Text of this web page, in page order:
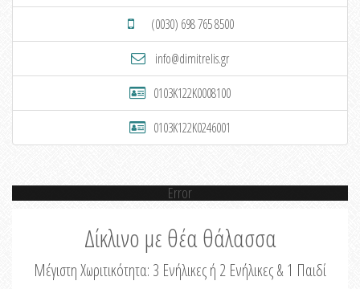
(0030) 698 765 8500
info@dimitrelis.gr
0103K122K0008100
0103K122K0246001
Error
Δίκλινο με θέα θάλασσα
Μέγιστη Χωριτικότητα: 3 Ενήλικες ή 2 Ενήλικες & 1 Παιδί